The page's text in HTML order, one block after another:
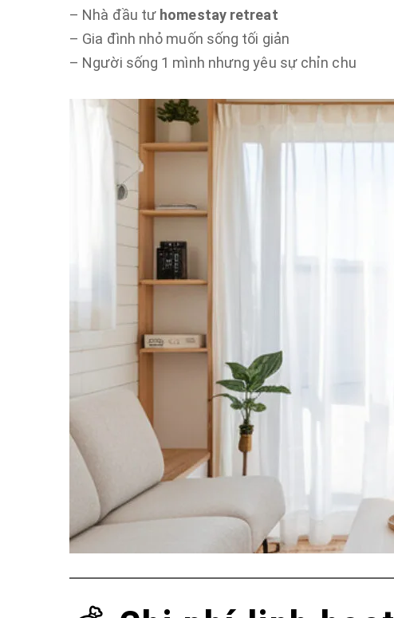
– Nhà đầu tư homestay retreat
– Gia đình nhỏ muốn sống tối giản
– Người sống 1 mình nhưng yêu sự chỉn chu